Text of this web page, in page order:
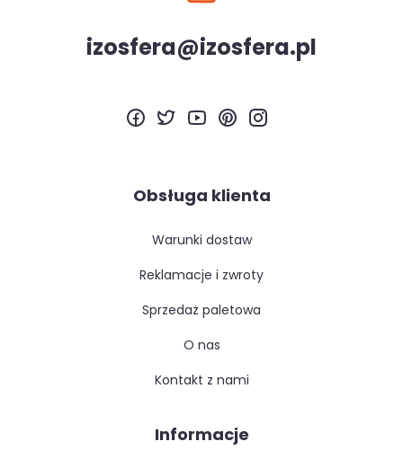
izosfera@izosfera.pl
Obsługa klienta
warunki dostaw
reklamacje i zwroty
sprzedaż paletowa
o nas
kontakt z nami
Informacje